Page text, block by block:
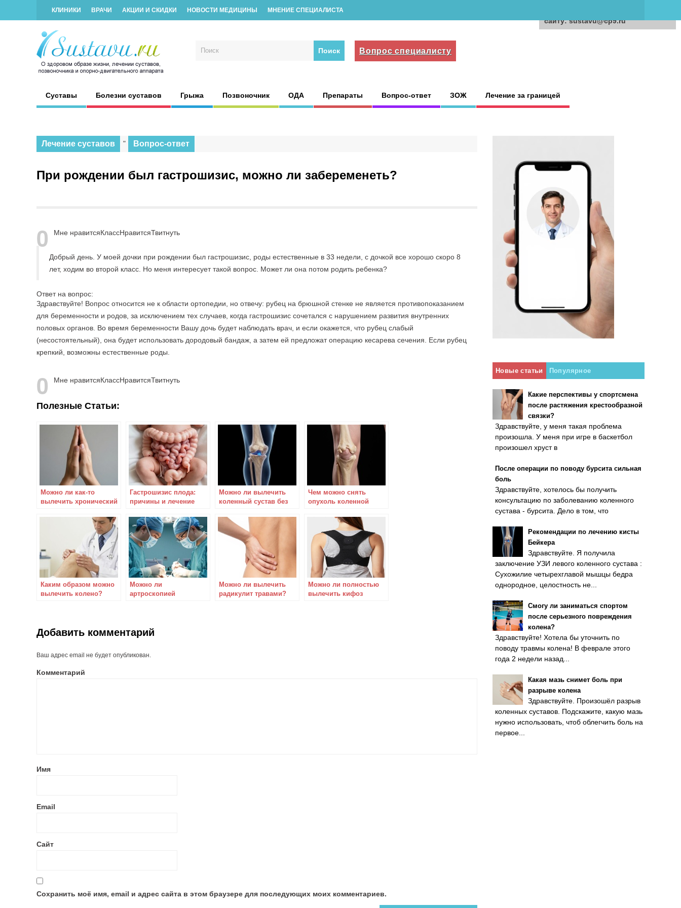
КЛИНИКИ ВРАЧИ АКЦИИ И СКИДКИ НОВОСТИ МЕДИЦИНЫ МНЕНИЕ СПЕЦИАЛИСТА
Вопрос специалисту
Суставы Болезни суставов Грыжа Позвоночник ОДА Препараты Вопрос-ответ ЗОЖ Лечение за границей
Лечение суставов " Вопрос-ответ
При рождении был гастрошизис, можно ли забеременеть?
0 Мне нравитсяКлассНравитсяТвитнуть
Добрый день. У моей дочки при рождении был гастрошизис, роды естественные в 33 недели, с дочкой все хорошо скоро 8
лет, ходим во второй класс. Но меня интересует такой вопрос. Может ли она потом родить ребенка?
Ответ на вопрос:
Здравствуйте! Вопрос относится не к области ортопедии, но отвечу: рубец на брюшной стенке не является противопоказанием
для беременности и родов, за исключением тех случаев, когда гастрошизис сочетался с нарушением развития внутренних
половых органов. Во время беременности Вашу дочь будет наблюдать врач, и если окажется, что рубец слабый
(несостоятельный), она будет использовать дородовый бандаж, а затем ей предложат операцию кесарева сечения. Если рубец
крепкий, возможны естественные роды.
0 Мне нравитсяКлассНравитсяТвитнуть
Полезные Статьи:
Можно ли как-то
вылечить хронический
Гастрошизис плода:
причины и лечение
Можно ли вылечить
коленный сустав без
Чем можно снять
опухоль коленной
Каким образом можно
вылечить колено?
Можно ли
артроскопией
Можно ли вылечить
радикулит травами?
Можно ли полностью
вылечить кифоз
Добавить комментарий
Ваш адрес email не будет опубликован.
Комментарий
Имя
Email
Сайт
Сохранить моё имя, email и адрес сайта в этом браузере для последующих моих комментариев.
Новые статьи Популярное
Какие перспективы у спортсмена
после растяжения крестообразной
связки?
Здравствуйте, у меня такая проблема
произошла. У меня при игре в баскетбол
произошел хруст в
После операции по поводу бурсита сильная
боль
Здравствуйте, хотелось бы получить
консультацию по заболеванию коленного
сустава - бурсита. Дело в том, что
Рекомендации по лечению кисты
Бейкера
Здравствуйте. Я получила
заключение УЗИ левого коленного сустава :
Сухожилие четырехглавой мышцы бедра
однородное, целостность не...
Смогу ли заниматься спортом
после серьезного повреждения
колена?
Здравствуйте! Хотела бы уточнить по
поводу травмы колена! В феврале этого
года 2 недели назад...
Какая мазь снимет боль при
разрыве колена
Здравствуйте. Произошёл разрыв
коленных суставов. Подскажите, какую мазь
нужно использовать, чтоб облегчить боль на
первое...
сайту: sustavu@cp9.ru